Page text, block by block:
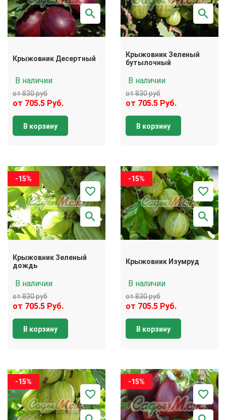
Крыжовник Десертный
В наличии
от 830 руб
от 705.5 Руб.
В корзину
Крыжовник Зеленый
бутылочный
В наличии
от 830 руб
от 705.5 Руб.
В корзину
-15%
Крыжовник Зеленый
дождь
В наличии
от 830 руб
от 705.5 Руб.
В корзину
-15%
Крыжовник Изумруд
В наличии
от 830 руб
от 705.5 Руб.
В корзину
-15% -15%